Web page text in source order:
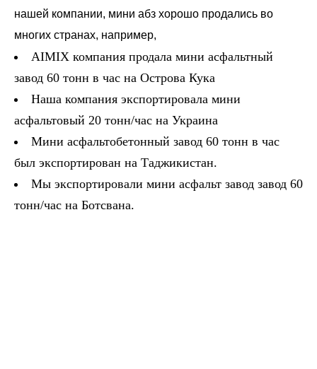
нашей компании, мини абз хорошо продались во
многих странах, например,
AIMIX компания продала мини асфальтный
завод 60 тонн в час на Острова Кука
Наша компания экспортировала мини
асфальтовый 20 тонн/час на Украина
Мини асфальтобетонный завод 60 тонн в час
был экспортирован на Таджикистан.
Мы экспортировали мини асфальт завод завод 60
тонн/час на Ботсвана.